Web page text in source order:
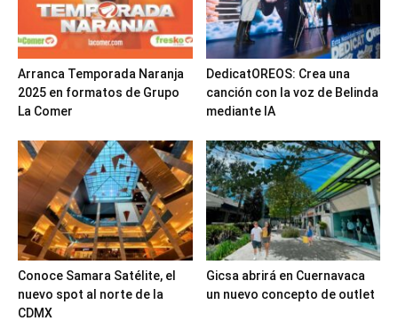
Arranca Temporada Naranja
2025 en formatos de Grupo
La Comer
DedicatOREOS: Crea una
canción con la voz de Belinda
mediante IA
Conoce Samara Satélite, el
nuevo spot al norte de la
CDMX
Gicsa abrirá en Cuernavaca
un nuevo concepto de outlet